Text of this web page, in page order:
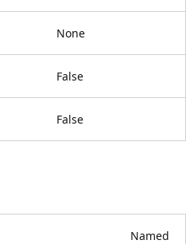
None
False
False
Named